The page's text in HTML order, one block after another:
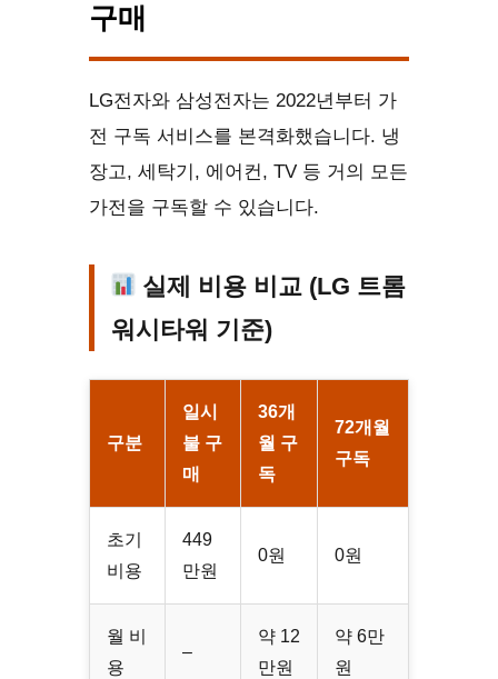
구매
LG전자와 삼성전자는 2022년부터 가
전 구독 서비스를 본격화했습니다. 냉
장고, 세탁기, 에어컨, TV 등 거의 모든
가전을 구독할 수 있습니다.
실제 비용 비교 (LG 트롬
워시타워 기준)
구분
일시
불 구
매
36개
월 구
독
72개월
구독
초기
비용
449
만원
0원 0원
월 비
용
–
약 12
만원
약 6만
원